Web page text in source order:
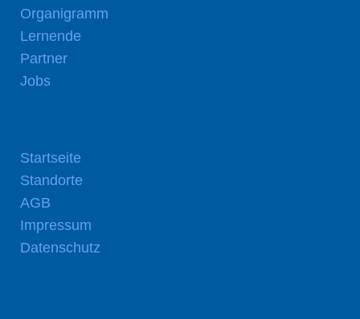
Organigramm
Lernende
Partner
Jobs
Startseite
Standorte
AGB
Impressum
Datenschutz